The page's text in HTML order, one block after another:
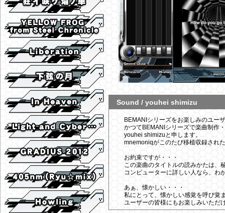
Sound / youhei shimizu
BEMANIシリーズをお楽しみのユー
かつてBEMANIシリーズで楽曲制作
youhei shimizuと申します。
mnemoniqがこのたび移植収録され
お約束ですが・・・
この楽曲のタイトルの読みかたは、
コンピューターに詳しい人なら、わ
あぁ、懐かしい・・・
私にとって、懐かしい感覚を呼び覚
ユーザーの皆様にもお楽しみいただ